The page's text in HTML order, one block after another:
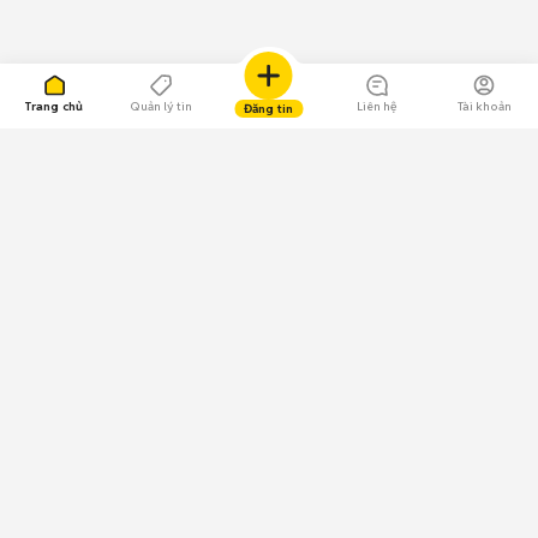
Trang chủ Quản lý tin Đăng tin Liên hệ Tài khoản